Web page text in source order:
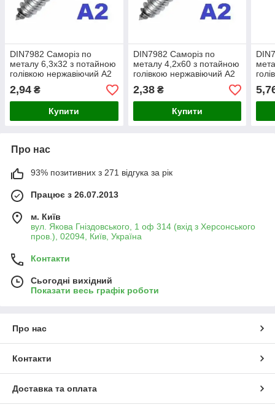
DIN7982 Саморіз по
металу 6,3х32 з потайною
голівкою нержавіючий А2
2,94 ₴
Купити
DIN7982 Саморіз по
металу 4,2х60 з потайною
голівкою нержавіючий А2
2,38₴
Купити
Про нас
93% позитивних з 271 відгука за рік
Працює з 26.07.2013
м. Київ
вул. Якова Гніздовського, 1 оф 314 (вхід з Херсонського
пров.), 02094, Київ, Україна
Контакти
Сьогодні вихідний
Показати весь графік роботи
Про нас
Контакти
Доставка та оплата